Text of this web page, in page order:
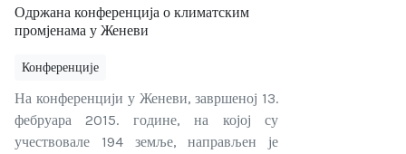
Одржана конференција о климатским
промјенама у Женеви
Конференције
На конференцији у Женеви, завршеној 13.
фебруара 2015. године, на којој су
учествовале 194 земље, направљен је